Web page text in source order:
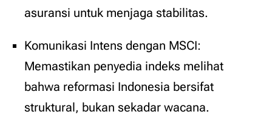
asuransi untuk menjaga stabilitas.
Komunikasi Intens dengan MSCI:
Memastikan penyedia indeks melihat
bahwa reformasi Indonesia bersifat
struktural, bukan sekadar wacana.